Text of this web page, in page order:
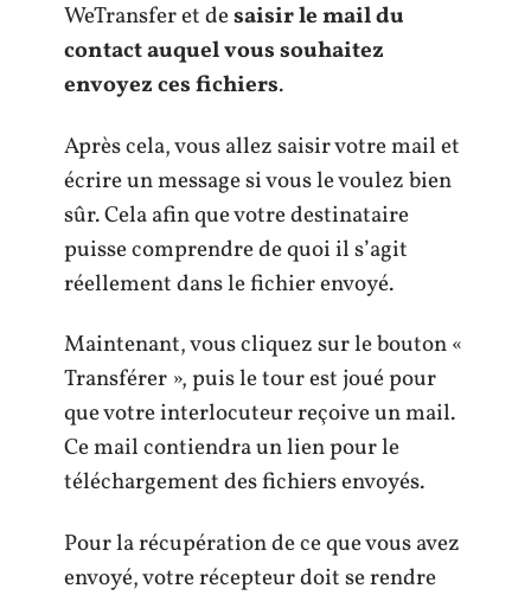
WeTransfer et desaisir le mail du
contact auquel vous souhaitez
envoyez ces fichiers.
Après cela, vous allez saisir votre mail et
écrire un message si vous le voulez bien
sûr. Cela afin que votre destinataire
puisse comprendre de quoi il s’agit
réellement dans le fichier envoyé.
Maintenant, vous cliquez sur le bouton «
Transférer », puis le tour est joué pour
que votre interlocuteur reçoive un mail.
Ce mail contiendra un lien pour le
téléchargement des fichiers envoyés.
Pour la récupération de ce que vous avez
envoyé, votre récepteur doit se rendre